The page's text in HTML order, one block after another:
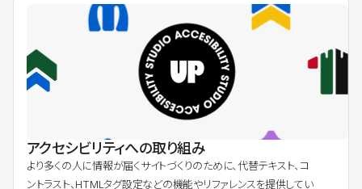
アクセシビリティへの取り組み
より多くの人に情報が届くサイトづくりのために、代替テキスト、コ
ントラスト、HTMLタグ設定などの機能やリファレンスを提供してい